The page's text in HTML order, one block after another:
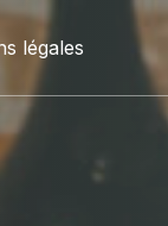
légales